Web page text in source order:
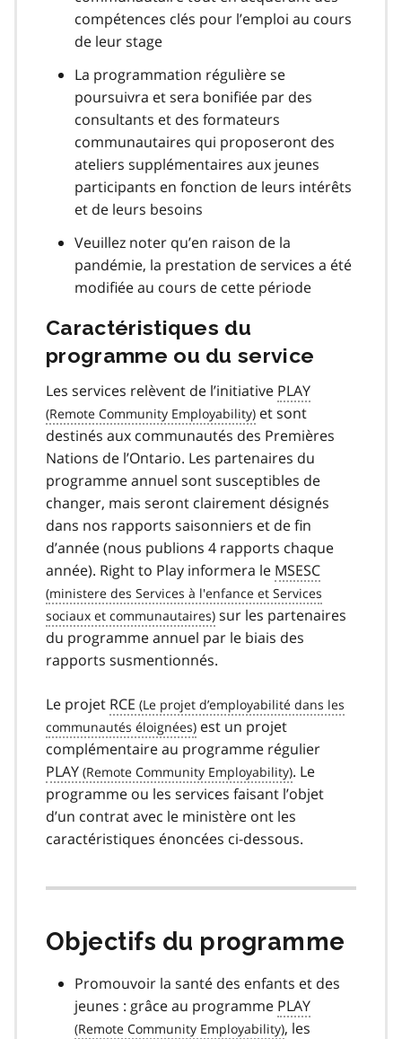
compétences clés pour l’emploi au cours
de leur stage
La programmation régulière se
poursuivra et sera bonifiée par des
consultants et des formateurs
communautaires qui proposeront des
ateliers supplémentaires aux jeunes
participants en fonction de leurs intérêts
et de leurs besoins
Veuillez noter qu’en raison de la
pandémie, la prestation de services a été
modifiée au cours de cette période
Caractéristiques du
programme ou du service
Les services relèvent de l’initiative PLAY
et sont
destinés aux communautés des Premières
Nations de l’Ontario. Les partenaires du
programme annuel sont susceptibles de
changer, mais seront clairement désignés
dans nos rapports saisonniers et de fin
d’année (nous publions 4 rapports chaque
année). Right to Play informera le MSESC
sur les partenaires
du programme annuel par le biais des
rapports susmentionnés.
Le projet RCE
est un projet
complémentaire au programme régulier
PLAY
. Le
programme ou les services faisant l’objet
d’un contrat avec le ministère ont les
caractéristiques énoncées ci-dessous.
Objectifs du programme
Promouvoir la santé des enfants et des
jeunes : grâce au programme PLAY
, les